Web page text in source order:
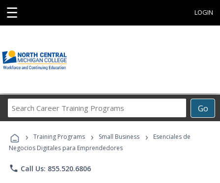
☰ LOGIN
Go
Career
Programs
› Training Programs › Small Business ›
Esenciales de
Negocios Digitales para Emprendedores
phone Call Us: 855.520.6806